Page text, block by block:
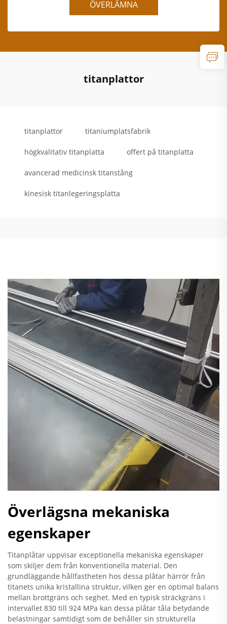
ÖVERLÄMNA
titanplattor
titanplattor titaniumplatsfabrik
högkvalitativ titanplatta offert på titanplatta
avancerad medicinsk titanstång
kinesisk titanlegeringsplatta
Överlägsna mekaniska
egenskaper
Titanplåtar uppvisar exceptionella mekaniska egenskaper
som skiljer dem från konventionella material. Den
grundläggande hållfastheten hos dessa plåtar härrör från
titanets unika kristallina struktur, vilken ger en optimal balans
mellan brottgräns och seghet. Med en typisk sträckgräns i
intervallet 830 till 924 MPa kan dessa plåtar tåla betydande
belastningar samtidigt som de behåller sin strukturella